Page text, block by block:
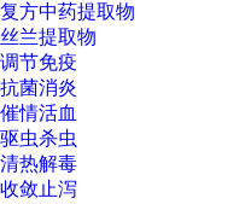
复方中药提取物
丝兰提取物
调节免疫
抗菌消炎
催情活血
驱虫杀虫
清热解毒
收敛止泻